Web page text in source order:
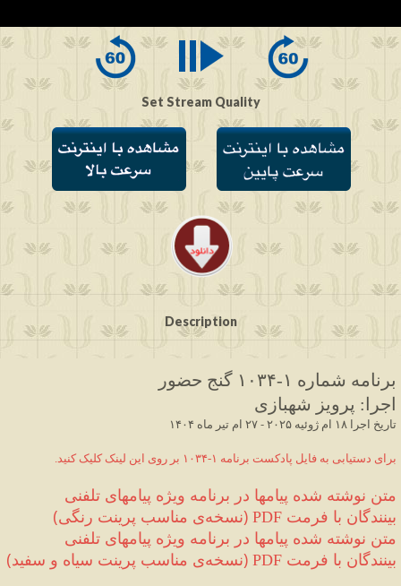
seconds
seconds
Set Stream Quality
Description
برنامه شماره ۱ -۱۰۳۴
گنج حضور
اجرا : پرویز شهبازی
۱۴۰۴ تاریخ اجرا ۱۸ ام ژوئیه ۲۰۲۵ - ۲۷ ام تیر ماه
.برای دستیابی به فایل پادکست برنامه ۱-۱۰۳۴ بر روی این لینک کلیک کنید
متن نوشته شده
بینندگان با فرمت PDF
(نسخه‌ی مناسب پرینت رنگی
)
متن نوشته شده
بینندگان با فرمت PDF
(نسخه‌ی مناسب پرینت سیاه و سفید )